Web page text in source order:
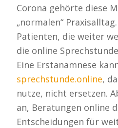
Corona gehörte diese
„normalen“
Patienten, die weiter
die online
Eine Erstanamnese
sprechstunde.online,
nutze, nicht ersetzen.
an, Beratungen online
Entscheidungen für